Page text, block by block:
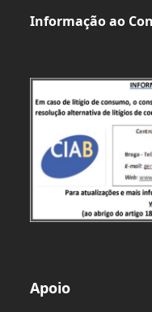
Informação ao
Apoio